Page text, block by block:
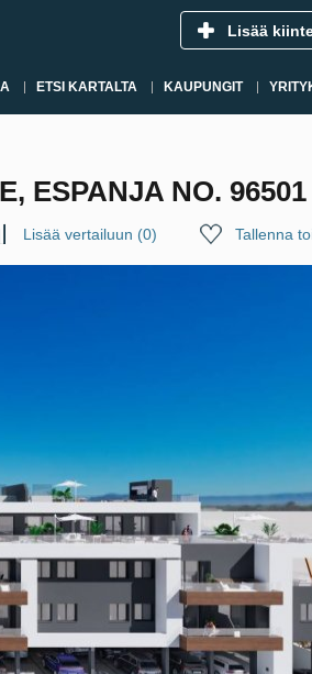
Lisää
ETSI KARTALTA KAUPUNGIT
ESPANJA NO. 96501
Lisää vertailuun (0) Tallenna